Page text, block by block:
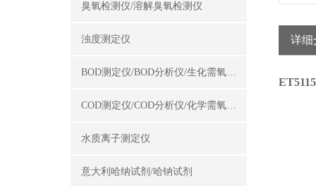
臭氧检测仪/溶解臭氧检测仪
浊度测定仪
BOD测定仪/BOD分析仪/生化需氧量测定仪
COD测定仪/COD分析仪/化学需氧量测定仪
水质离子测定仪
意大利哈纳试剂/哈钠试剂
详细